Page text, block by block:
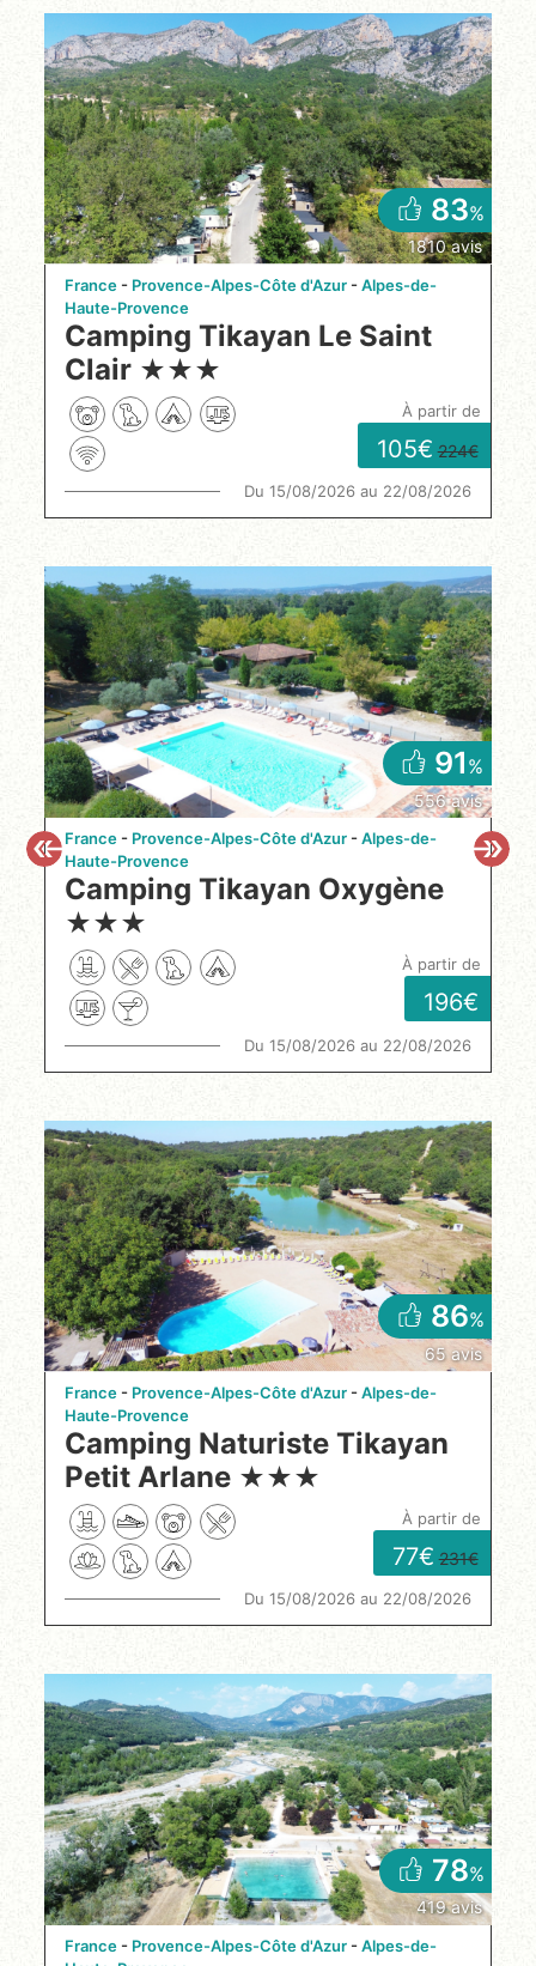
83%
1810 avis
France Provence-Alpes-Côte d'Azur
Alpes-de-
Haute-Provence
Camping Tikayan Le Saint
Clair ★★★
à partir de
105 224
Du 15/08/2026 au 22/08/2026
91 %
556 avis
France Provence-Alpes-Côte d'Azur
Alpes-de-
Haute-Provence
Camping Tikayan Oxygène
★★★
à partir de
196
Du 15/08/2026 au 22/08/2026
86%
65 avis
France Provence-Alpes-Côte d'Azur
Alpes-de-
Haute-Provence
Camping Naturiste Tikayan
Petit Arlane ★★★
à partir de
77 231
Du 15/08/2026 au 22/08/2026
78%
419 avis
France Provence-Alpes-Côte d'Azur
Alpes-de-